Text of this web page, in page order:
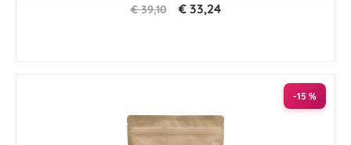
€ 39,10 € 33,24
-15 %